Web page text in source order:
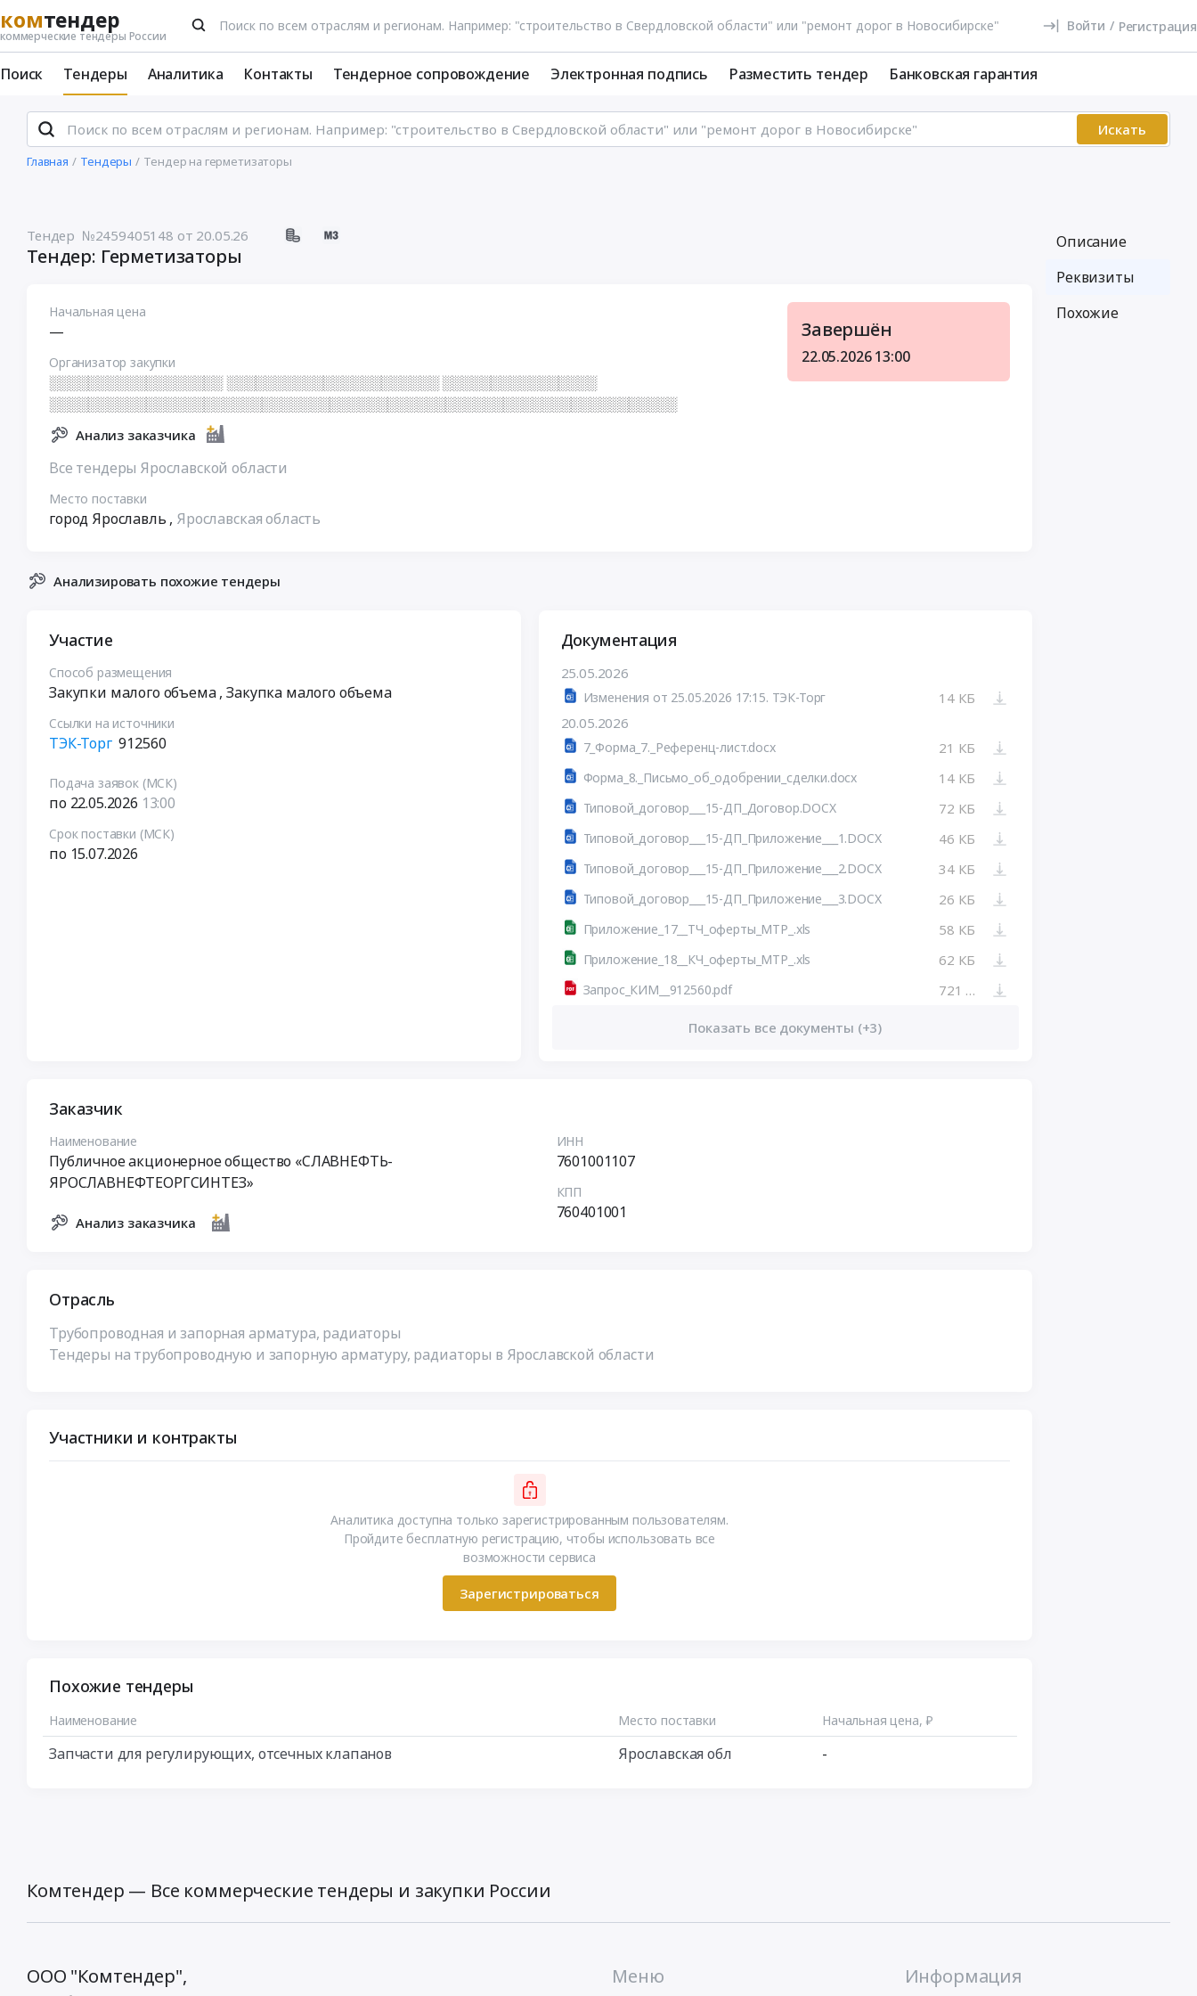
комтендер
коммерческие тендеры России
Войти / Регистрация
Поиск Тендеры Аналитика Контакты Тендерное сопровождение Электронная подпись Разместить тендер Банковская гарантия
Искать
Главная Тендеры Тендер на герметизаторы
Тендер №2459405148 от 20.05.26
Тендер: Герметизаторы
Начальная цена
—
Организатор закупки
░░░░░░░░░░░░░░░░░░ ░░░░░░░░░░░░░░░░░░░░░░ ░░░░░░░░░░░░░░░░
░░░░░░░░░░░░░░░░░░░░░░░░░░░░░░░░░░░░░░░░░░░░░░░░░░░░░░░░░░░░░░░░░
Анализ заказчика
Все тендеры Ярославской области
Место поставки
город Ярославль , Ярославская область
Завершён
22.05.2026 13:00
Анализировать похожие тендеры
Участие
Способ размещения
Закупки малого объема, Закупка малого объема
Ссылки на источники
ТЭК-Торг 912560
Подача заявок (МСК)
по 22.05.2026 13:00
Срок поставки (МСК)
по 15.07.2026
Документация
25.05.2026
Изменения от 25.05.2026 17:15. ТЭК-Торг
14 КБ
20.05.2026
7_Форма_7._Референц-лист.docx 21 КБ
Форма_8._Письмо_об_одобрении_сделки.docx 14 КБ
Типовой_договор___15-ДП_Договор.DOCX 72 КБ
Типовой_договор___15-ДП_Приложение___1.DOCX 46 КБ
Типовой_договор___15-ДП_Приложение___2.DOCX 34 КБ
Типовой_договор___15-ДП_Приложение___3.DOCX 26 КБ
Приложение_17__ТЧ_оферты_МТР_.xls 58 КБ
Приложение_18__КЧ_оферты_МТР_.xls 62 КБ
Запрос_КИМ__912560.pdf 721 КБ
Показать все документы (+3)
Заказчик
Наименование
Публичное акционерное общество «СЛАВНЕФТЬ-
ЯРОСЛАВНЕФТЕОРГСИНТЕЗ»
Анализ заказчика
ИНН
7601001107
КПП
760401001
Отрасль
Трубопроводная и запорная арматура, радиаторы
Тендеры на трубопроводную и запорную арматуру, радиаторы в Ярославской области
Участники и контракты
Аналитика доступна только зарегистрированным пользователям.
Пройдите бесплатную регистрацию, чтобы использовать все
возможности сервиса
Зарегистрироваться
Похожие тендеры
Наименование Место поставки Начальная цена, ₽
Запчасти для регулирующих, отсечных клапанов Ярославская обл -
Описание
Реквизиты
Похожие
Комтендер — Все коммерческие тендеры и закупки России
ООО "Комтендер",
Меню Информация